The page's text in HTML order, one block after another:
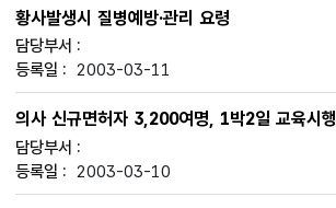
황사발생시 질병예방·관리 요령
2003-03-11
의사 신규면허자 3,200여명, 1박2일 교육시행
2003-03-10